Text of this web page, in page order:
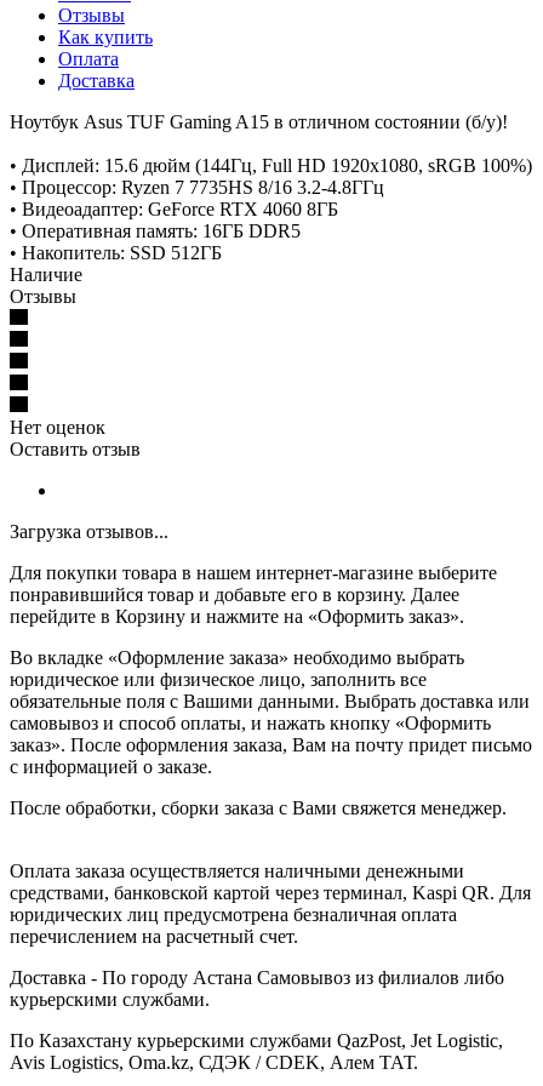
Отзывы
Как купить
Оплата
Доставка
Ноутбук Asus TUF Gaming A15 в отличном состоянии (б/у)!
• Дисплей: 15.6 дюйм (144Гц, Full HD 1920x1080, sRGB 100%)
• Процессор: Ryzen 7 7735HS 8/16 3.2-4.8ГГц
• Видеоадаптер: GeForce RTX 4060 8ГБ
• Оперативная память: 16ГБ DDR5
• Накопитель: SSD 512ГБ
Наличие
Отзывы
Нет оценок
Оставить отзыв
Загрузка отзывов...
Для покупки товара в нашем интернет-магазине выберите
понравившийся товар и добавьте его в корзину. Далее
перейдите в Корзину и нажмите на «Оформить заказ».
Во вкладке «Оформление заказа» необходимо выбрать
юридическое или физическое лицо, заполнить все
обязательные поля с Вашими данными. Выбрать доставка или
самовывоз и способ оплаты, и нажать кнопку «Оформить
заказ». После оформления заказа, Вам на почту придет письмо
с информацией о заказе.
После обработки, сборки заказа с Вами свяжется менеджер.
Оплата заказа осуществляется наличными денежными
средствами, банковской картой через терминал, Kaspi QR. Для
юридических лиц предусмотрена безналичная оплата
перечислением на расчетный счет.
Доставка - По городу Астана Самовывоз из филиалов либо
курьерскими службами.
По Казахстану курьерскими службами QazPost, Jet Logistic,
Avis Logistics, Oma.kz, СДЭК / CDEK, Алем ТАТ.